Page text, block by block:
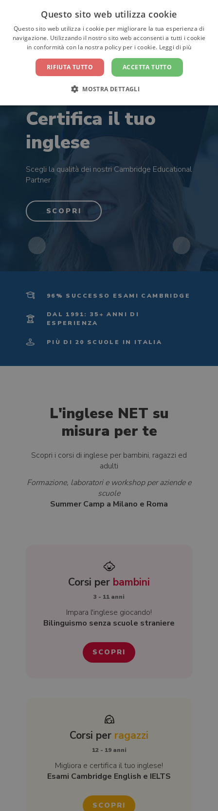
CONTATTACI
Certifica il tuo
inglese
Scegli la qualità dei nostri Cambridge Educational
Partner
SCOPRI
96% SUCCESSO ESAMI CAMBRIDGE
DAL 1991: 35+ ANNI DI
ESPERIENZA
PIÙ DI 20 SCUOLE IN ITALIA
L'inglese NET su
misura per te
Scopri i corsi di inglese per bambini, ragazzi ed
adulti
Formazione, laboratori e workshop per aziende e
scuole
Summer Camp a Milano e Roma
Corsi per bambini
3 - 11 anni
Impara l'inglese giocando!
Bilinguismo senza scuole straniere
SCOPRI
Corsi per ragazzi
12 - 19 anni
Migliora e certifica il tuo inglese!
Esami Cambridge English e IELTS
SCOPRI
Questo sito web utilizza cookie
Questo sito web utilizza i cookie per migliorare la tua esperienza di
navigazione. Utilizzando il nostro sito web acconsenti a tutti i cookie
in conformità con la nostra policy per i cookie. Leggi di più
ACCETTA TUTTO
RIFIUTA TUTTO
MOSTRA DETTAGLI